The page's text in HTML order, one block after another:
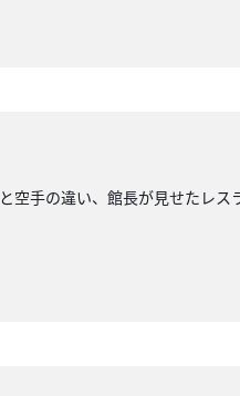
空手の違い、館長が見せたレス